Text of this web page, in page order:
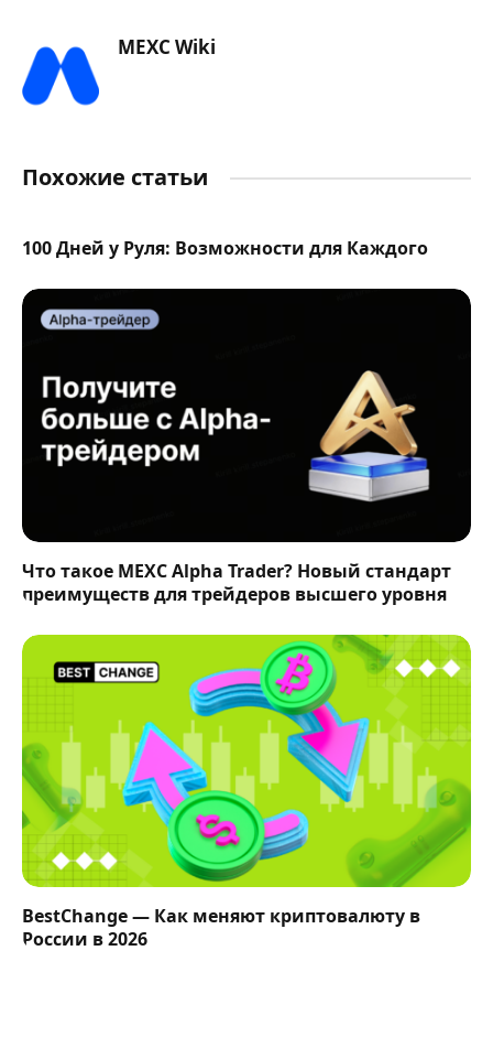
MEXC Wiki
Похожие статьи
100 Дней у Руля: Возможности для Каждого
Что такое MEXC Alpha Trader? Новый стандарт
преимуществ для трейдеров высшего уровня
BestChange — Как меняют криптовалюту в
России в 2026